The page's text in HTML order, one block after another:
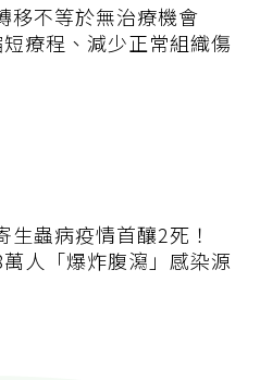
移不等於無治療機會
療程、減少正常組織傷
生蟲病疫情首釀2死！
人「爆炸腹瀉」感染源